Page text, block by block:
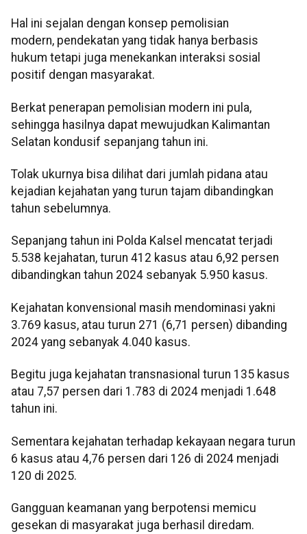
Hal ini sejalan dengan konsep pemolisian
modern, pendekatan yang tidak hanya berbasis
hukum tetapi juga menekankan interaksi sosial
positif dengan masyarakat.
Berkat penerapan pemolisian modern ini pula,
sehingga hasilnya dapat mewujudkan Kalimantan
Selatan kondusif sepanjang tahun ini.
Tolak ukurnya bisa dilihat dari jumlah pidana atau
kejadian kejahatan yang turun tajam dibandingkan
tahun sebelumnya.
Sepanjang tahun ini Polda Kalsel mencatat terjadi
5.538 kejahatan, turun 412 kasus atau 6,92 persen
dibandingkan tahun 2024 sebanyak 5.950 kasus.
Kejahatan konvensional masih mendominasi yakni
3.769 kasus, atau turun 271 (6,71 persen) dibanding
2024 yang sebanyak 4.040 kasus.
Begitu juga kejahatan transnasional turun 135 kasus
atau 7,57 persen dari 1.783 di 2024 menjadi 1.648
tahun ini.
Sementara kejahatan terhadap kekayaan negara turun
6 kasus atau 4,76 persen dari 126 di 2024 menjadi
120 di 2025.
Gangguan keamanan yang berpotensi memicu
gesekan di masyarakat juga berhasil diredam.